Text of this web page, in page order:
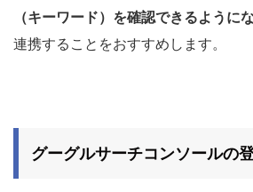
（キーワード）を確認できるように
連携することをおすすめします。
グーグルサーチコンソールの